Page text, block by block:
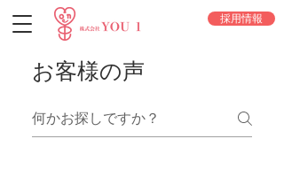
採用情報
お客様の声